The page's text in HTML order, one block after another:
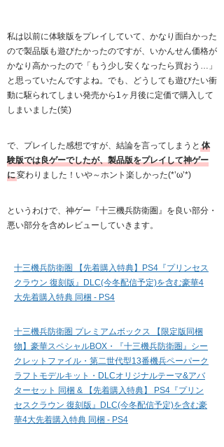
私は以前に体験版をプレイしていて、かなり面白かった
ので製品版も遊びたかったのですが、いかんせん価格が
かなり高かったので「もう少し安くなったら買おう…」
と思っていたんですよね。でも、どうしても遊びたい衝
動に駆られてしまい発売から1ヶ月後に定価で購入して
しまいました(笑)
で、プレイした感想ですが、結論を言ってしまうと 体
験版では良ゲーでしたが、製品版をプレイして神ゲー
に変わりました！いや～ホント楽しかった(*’ω’*)
というわけで、神ゲー『十三機兵防衛圏』を良い部分・
悪い部分を含めレビューしていきます。
十三機兵防衛圏 【先着購入特典】PS4『プリンセス
クラウン 復刻版』DLC(今冬配信予定)を含む豪華4
大先着購入特典 同梱 - PS4
十三機兵防衛圏 プレミアムボックス 【限定版同梱
物】豪華スペシャルBOX・『十三機兵防衛圏』シー
クレットファイル・第二世代型13番機兵ペーパーク
ラフトモデルキット・DLCオリジナルテーマ&アバ
ターセット 同梱 & 【先着購入特典】 PS4『プリン
セスクラウン 復刻版』DLC(今冬配信予定)を含む豪
華4大先着購入特典 同梱 - PS4